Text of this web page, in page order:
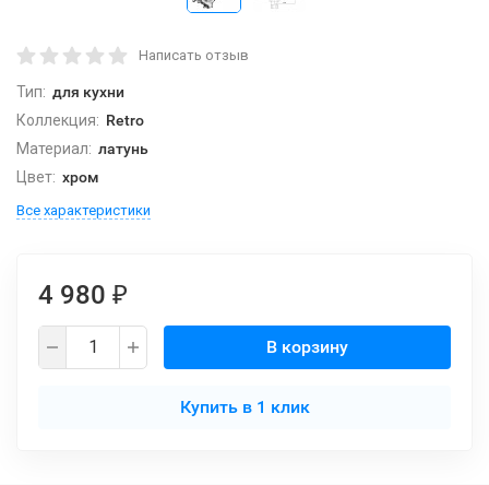
Написать отзыв
Тип: для кухни
Коллекция: Retro
Материал: латунь
Цвет: хром
Все характеристики
4 980 ₽
В корзину
Купить в 1 клик